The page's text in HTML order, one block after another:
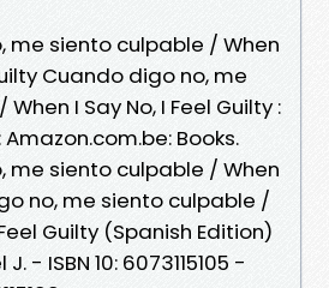
me siento culpable / When
Cuando digo no, me
I Say No, I Feel Guilty :
Amazon.com.be: Books.
me siento culpable / When
no, me siento culpable /
Guilty (Spanish Edition)
- ISBN 10: 6073115105 -